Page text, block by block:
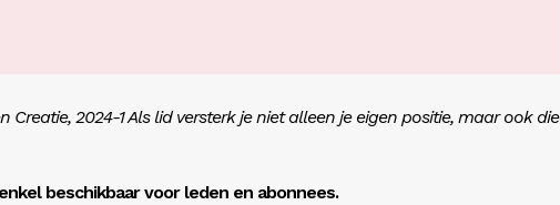
Creatie, 2024-1 Als lid versterk je niet alleen je eigen positie, maar ook die
beschikbaar voor leden en abonnees.